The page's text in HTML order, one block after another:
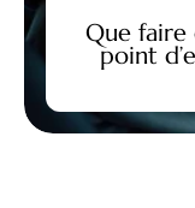
Que
point